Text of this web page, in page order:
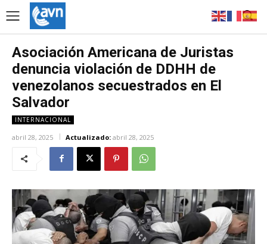
Asociación Americana de Juristas
denuncia violación de DDHH de
venezolanos secuestrados en El
Salvador
INTERNACIONAL
abril 28, 2025 Actualizado: abril 28, 2025